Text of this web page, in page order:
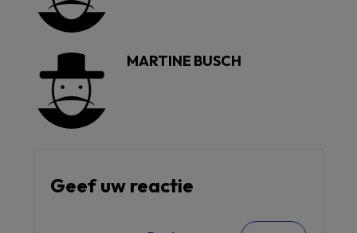
MARTINE BUSCH
Geef uw reactie